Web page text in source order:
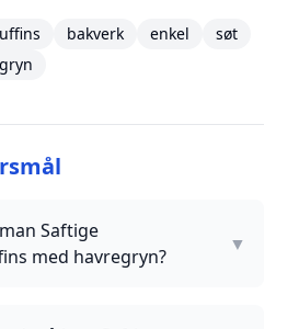
bakverk enkel
søt
Saftige
med havregryn?
▼